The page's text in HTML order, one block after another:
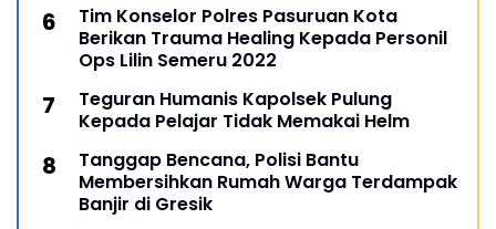
Tim Konselor Polres Pasuruan Kota
Berikan Trauma Healing Kepada Personil
Ops Lilin Semeru 2022
Teguran Humanis Kapolsek Pulung
Kepada Pelajar Tidak Memakai Helm
Tanggap Bencana, Polisi Bantu
Membersihkan Rumah Warga Terdampak
Banjir di Gresik